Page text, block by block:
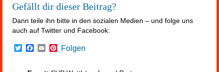
Gefällt dir dieser Beitrag?
Dann teile ihn bitte in den sozialen Medien – und folge uns
auch auf Twitter und Facebook:
TwitterFacebook
EmailPinterest
Folgen